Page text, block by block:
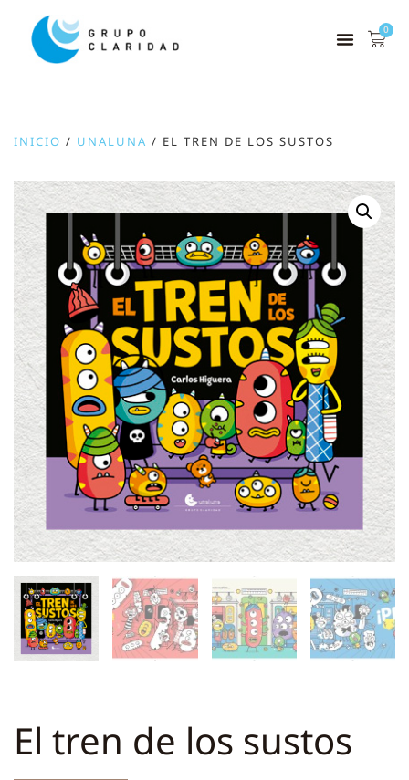
0
INICIO / UNALUNA / EL TREN DE LOS SUSTOS
El tren de los sustos